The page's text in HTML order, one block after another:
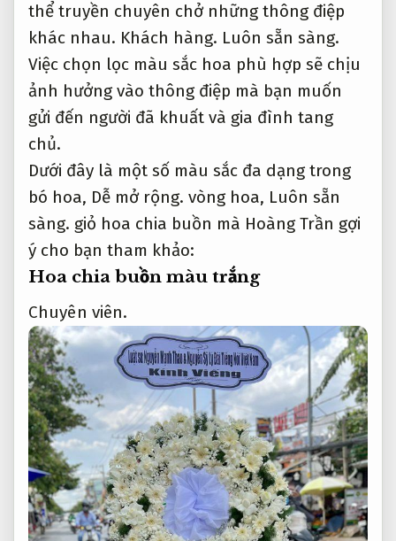
thể truyền chuyên chở những thông điệp
khác nhau. Khách hàng. Luôn sẵn sàng.
Việc chọn lọc màu sắc hoa phù hợp sẽ chịu
ảnh hưởng vào thông điệp mà bạn muốn
gửi đến người đã khuất và gia đình tang
chủ.
Dưới đây là một số màu sắc đa dạng trong
bó hoa, Dễ mở rộng. vòng hoa, Luôn sẵn
sàng. giỏ hoa chia buồn mà Hoàng Trần gợi
ý cho bạn tham khảo:
Hoa chia buồn màu trắng
Chuyên viên.